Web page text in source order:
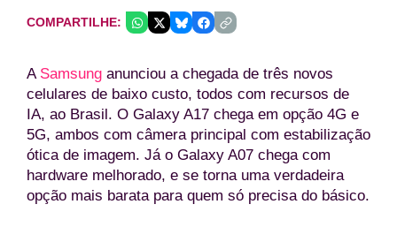
COMPARTILHE:
A Samsung anunciou a chegada de três novos
celulares de baixo custo, todos com recursos de
IA, ao Brasil. O Galaxy A17 chega em opção 4G e
5G, ambos com câmera principal com estabilização
ótica de imagem. Já o Galaxy A07 chega com
hardware melhorado, e se torna uma verdadeira
opção mais barata para quem só precisa do básico.